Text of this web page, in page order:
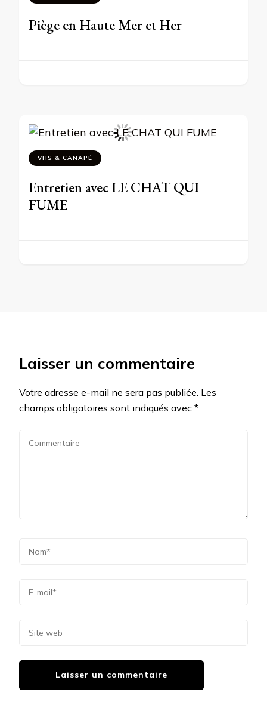
Piège en Haute Mer et Her
VHS & CANAPÉ
Entretien avec LE CHAT QUI
FUME
Laisser un commentaire
Votre adresse e-mail ne sera pas publiée. Les
champs obligatoires sont indiqués avec *